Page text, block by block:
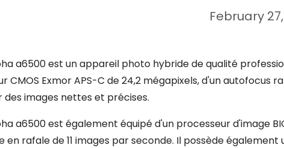
February
a6500 est un appareil photo hybride de qualité
CMOS Exmor APS-C de 24,2 mégapixels, d'un autofocus
des images nettes et précises.
a6500 est également équipé d'un processeur d'image
en rafale de 11 images par seconde. Il possède